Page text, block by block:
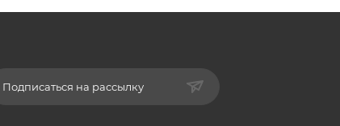
Подписаться на рассылку